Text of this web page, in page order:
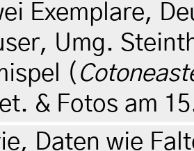
Exemplare,
Umg.
(
& Fotos am
Daten wie